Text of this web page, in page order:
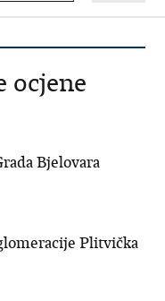
ocjene
Bjelovara
Plitvička